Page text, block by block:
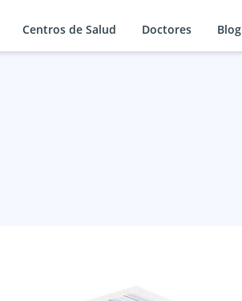
Centros de Salud Doctores Blog